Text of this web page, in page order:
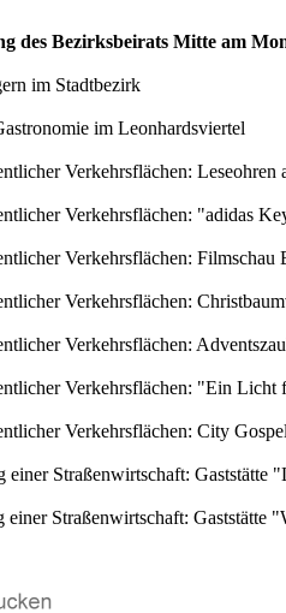
des Bezirksbeirats Mitte am
im Stadtbezirk
im Leonhardsviertel
Verkehrsflächen:
Verkehrsflächen: "adidas
Verkehrsflächen:
Verkehrsflächen:
Verkehrsflächen:
Verkehrsflächen: "Ein
Verkehrsflächen: City
Straßenwirtschaft:
Straßenwirtschaft: